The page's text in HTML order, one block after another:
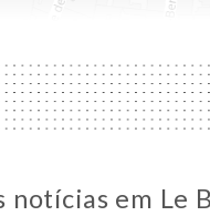
notícias em Le